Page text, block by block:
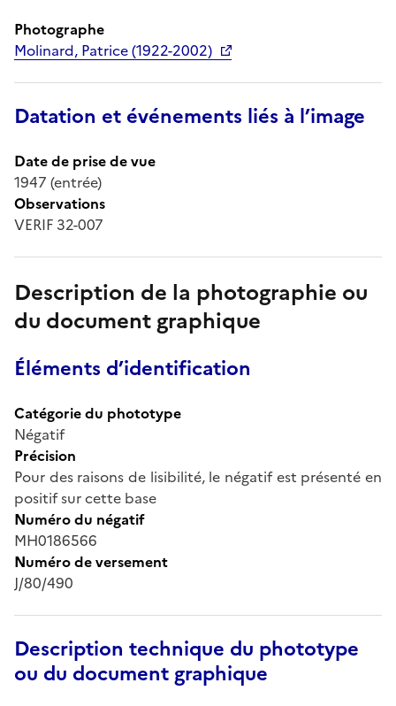
Photographe
Molinard, Patrice (1922-2002)
Datation et événements liés à l’image
Date de prise de vue
1947 (entrée)
Observations
VERIF 32-007
Description de la photographie ou
du document graphique
Éléments d’identification
Catégorie du phototype
Négatif
Précision
Pour des raisons de lisibilité, le négatif est présenté en
positif sur cette base
Numéro du négatif
MH0186566
Numéro de versement
J/80/490
Description technique du phototype
ou du document graphique